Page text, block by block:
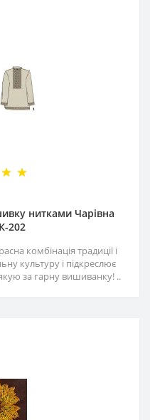
нитками Чарівна
202
комбінація традиції і
культуру і підкреслює
за гарну вишиванку! ..